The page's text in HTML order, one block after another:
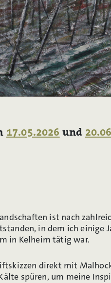
17.05.2026 und
ist nach
in dem ich einige
in Kelheim tätig war.
direkt mit
spüren, um meine